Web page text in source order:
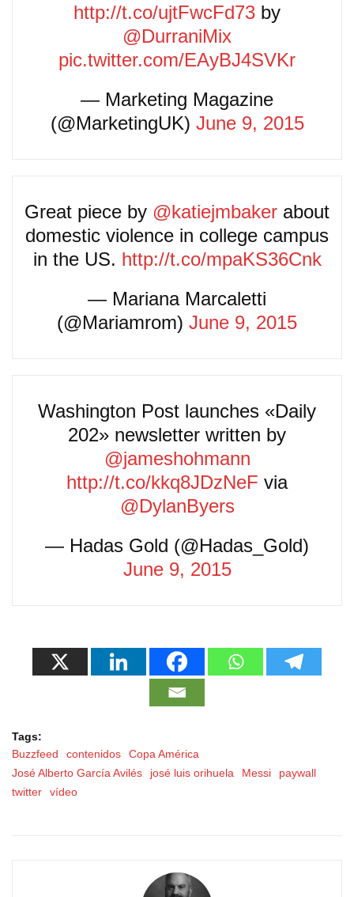
http://t.co/ujtFwcFd73 by
@DurraniMix
pic.twitter.com/EAyBJ4SVKr
— Marketing Magazine
(@MarketingUK) June 9, 2015
Great piece by @katiejmbaker about
domestic violence in college campus
in the US. http://t.co/mpaKS36Cnk
— Mariana Marcaletti
(@Mariamrom) June 9, 2015
Washington Post launches «Daily
202» newsletter written by
@jameshohmann
http://t.co/kkq8JDzNeF via
@DylanByers
— Hadas Gold (@Hadas_Gold)
June 9, 2015
Tags:
Buzzfeed
contenidos
Copa América
José Alberto García Avilés
josé luis orihuela Messi
paywall
twitter
vídeo